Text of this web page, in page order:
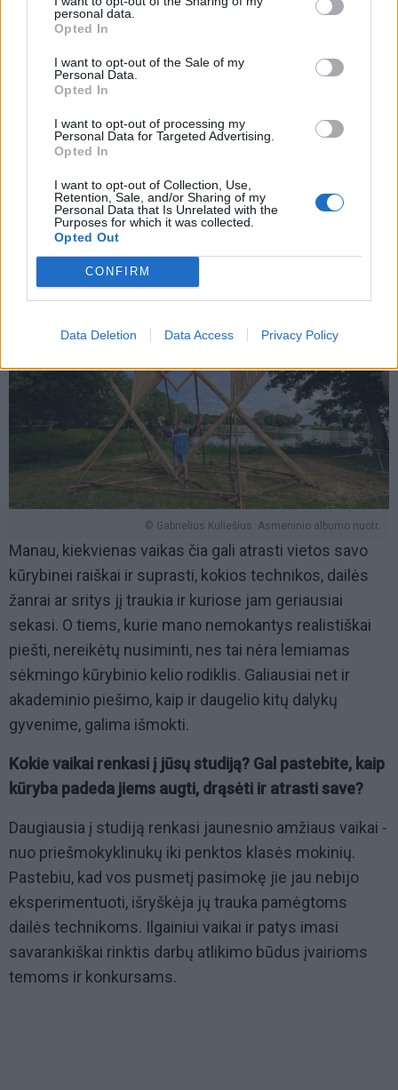
personal data.
Opted In
I want to opt-out of the Sale of my
Personal Data.
Opted In
I want to opt-out of processing my
Personal Data for Targeted Advertising.
Opted In
I want to opt-out of Collection, Use,
Retention, Sale, and/or Sharing of my
Personal Data that Is Unrelated with the
Purposes for which it was collected.
Opted Out
CONFIRM
Data Deletion Data Access Privacy Policy
įvairiuose muziejuose edukatoriumi.
Kuo Dailės ir dizaino studija, kurioje dirbi, išsiskiria iš
kitų būrelių? Ką čia gali atrasti vaikas, net jei mano,
Dailės ir dizaino studija unikali tuo, kad vaikai čia gali
lipdybą, grafiką, senuosius fotografijos procesus,
dizaino pagrindus ar net grafičio technikas. Bandau
vaikų nesuvaržyti rėmais ir atsižvelgti į jų individualius
poreikius. Dalyvaujame konkursuose ir parodose.
© Gabrielius Kuliešius. Asmeninio albumo nuotr.
Manau, kiekvienas vaikas čia gali atrasti vietos savo
kūrybinei raiškai ir suprasti, kokios technikos, dailės
žanrai ar sritys jį traukia ir kuriose jam geriausiai
sekasi. O tiems, kurie mano nemokantys realistiškai
piešti, nereikėtų nusiminti, nes tai nėra lemiamas
sėkmingo kūrybinio kelio rodiklis. Galiausiai net ir
akademinio piešimo, kaip ir daugelio kitų dalykų
gyvenime, galima išmokti.
Kokie vaikai renkasi į jūsų studiją? Gal pastebite, kaip
kūryba padeda jiems augti, drąsėti ir atrasti save?
Daugiausia į studiją renkasi jaunesnio amžiaus vaikai -
nuo priešmokyklinukų iki penktos klasės mokinių.
Pastebiu, kad vos pusmetį pasimokę jie jau nebijo
eksperimentuoti, išryškėja jų trauka pamėgtoms
dailės technikoms. Ilgainiui vaikai ir patys imasi
savarankiškai rinktis darbų atlikimo būdus įvairioms
temoms ir konkursams.